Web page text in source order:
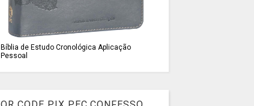
Bíblia de Estudo Cronológica Aplicação
Pessoal